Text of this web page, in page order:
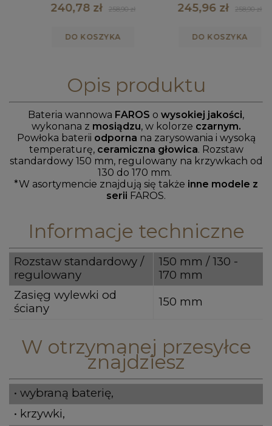
240,78 zł 258,90 zł
DO KOSZYKA
245,96 zł 258,90 zł
DO KOSZYKA
Opis produktu
Bateria wannowa FAROS o wysokiej jakości,
wykonana z mosiądzu, w kolorze czarnym.
Powłoka baterii odporna na zarysowania i wysoką
temperaturę,ceramiczna głowica. Rozstaw
standardowy 150 mm, regulowany na krzywkach od
130 do 170 mm.
*W asortymencie znajdują się także inne modele z
serii FAROS.
Informacje techniczne
Rozstaw standardowy /
regulowany
150 mm / 130 -
170 mm
Zasięg wylewki od
ściany
150 mm
W otrzymanej przesyłce
znajdziesz
• wybraną baterię,
• krzywki,